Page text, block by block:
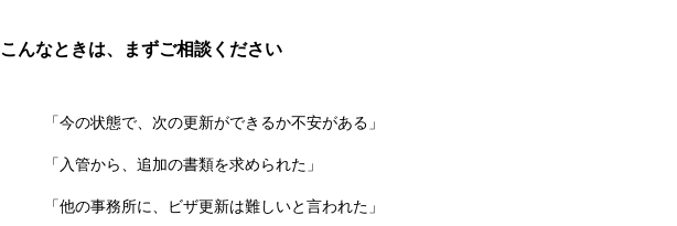
こんなときは、まずご相談ください
「今の状態で、次の更新ができるか不安がある」
	「入管から、追加の書類を求められた」
	「他の事務所に、ビザ更新は難しいと言われた」